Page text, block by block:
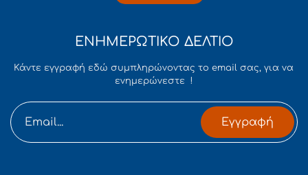
ΕΝΗΜΕΡΩΤΙΚΟ ΔΕΛΤΙΟ
Κάντε εγγραφή εδώ συμπληρώνοντας το email σας, για να
ενημερώνεστε !
Εγγραφή